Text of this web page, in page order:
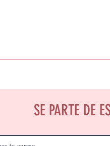
SE PARTE DE